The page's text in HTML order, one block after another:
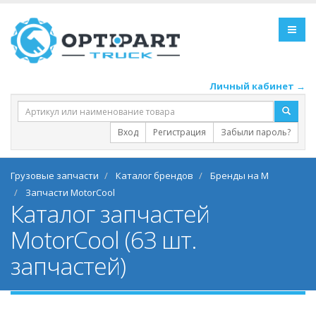
Личный кабинет →
Вход Регистрация Забыли пароль?
Грузовые запчасти Каталог брендов
Бренды на M
Запчасти MotorCool
Каталог запчастей
MotorCool (63 шт.
запчастей)